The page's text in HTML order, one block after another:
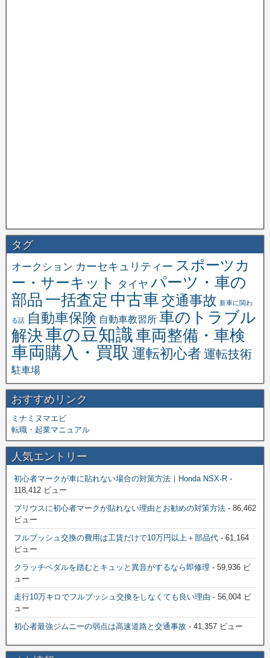
タグ
オークション カーセキュリティー スポーツカ
ー・サーキット
タイヤ パーツ・車の
部品 一括査定 中古車 交通事故 新車に関わ
る話 自動車保険 自動車教習所 車のトラブル
解決車の豆知識車両整備・車検
車両購入・買取 運転初心者 運転技術
駐車場
おすすめリンク
ミナミヌマエビ
転職・起業マニュアル
人気エントリー
初心者マークが車に貼れない場合の対策方法｜Honda NSX-R -
118,412 ビュー
プリウスに初心者マークが貼れない理由とお勧めの対策方法 - 86,462
ビュー
フルブッシュ交換の費用は工賃だけで10万円以上＋部品代 - 61,164
ビュー
クラッチペダルを踏むとキュッと異音がするなら即修理 - 59,936 ビ
ュー
走行10万キロでフルブッシュ交換をしなくても良い理由 - 56,004 ビ
ュー
初心者最強ジムニーの弱点は高速道路と交通事故 - 41,357 ビュー